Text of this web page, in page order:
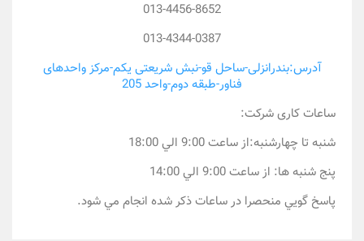
013-4456-8652
013-4344-0387
آدرس:بندرانزلی-ساحل قو-نبش شریعتی یکم-مرکز واحدهای
فناور-طبقه دوم-واحد 205
ساعات کاری شرکت:
شنبه تا چهارشنبه:از ساعت 9:00 الي 18:00
پنج شنبه ها: از ساعت 9:00 الي 14:00
پاسخ گويي منحصرا در ساعات ذكر شده انجام مي شود.